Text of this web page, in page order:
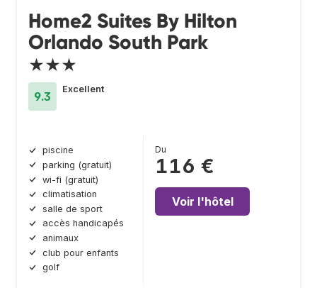
Home2 Suites By Hilton
Orlando South Park
★★★
9.3
Excellent
piscine
parking (gratuit)
wi-fi (gratuit)
climatisation
salle de sport
accès handicapés
animaux
club pour enfants
golf
Du
116 €
Voir l'hôtel